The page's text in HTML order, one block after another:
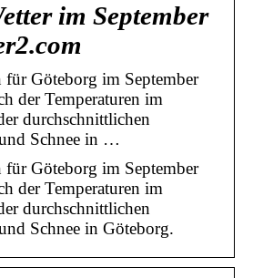
im September
für Göteborg im September
der Temperaturen im
durchschnittlichen
Schnee in …
für Göteborg im September
der Temperaturen im
durchschnittlichen
Schnee in Göteborg.